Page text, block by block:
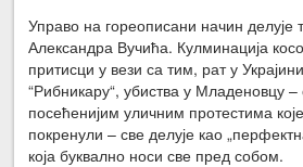
Управо на гореописани начин делује
Александра Вучића. Кулминација
притисци у вези са тим, рат у
“Рибникару“, убиства у Младеновцу
посећенијим уличним протестима
покренули – све делује као
која буквално носи све пред собом.